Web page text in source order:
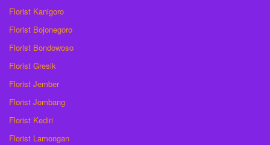
Florist Kanigoro
Florist Bojonegoro
Florist Bondowoso
Florist Gresik
Florist Jember
Florist Jombang
Florist Kediri
Florist Lamongan